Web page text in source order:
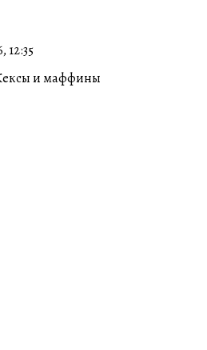
12:35
и маффины